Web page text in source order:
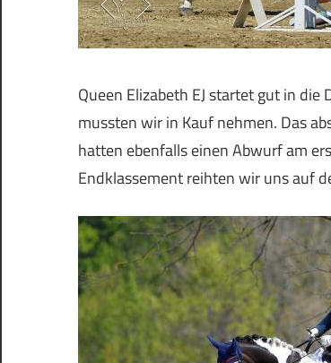
Queen Elizabeth EJ startet gut in
mussten wir in Kauf nehmen. Das
hatten ebenfalls einen Abwurf am
Endklassement reihten wir uns auf